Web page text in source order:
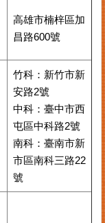
高雄市楠梓區加
昌路600號
竹科：新竹市新
安路2號
中科：臺中市西
屯區中科路2號
南科：臺南市新
市區南科三路22
號